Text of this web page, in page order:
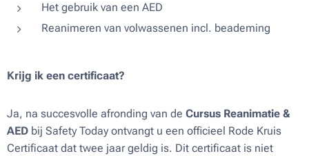
Het gebruik van een AED
Reanimeren van volwassenen incl. beademing
Krijg ik een certificaat?
Ja, na succesvolle afronding van de Cursus Reanimatie &
AED bij Safety Today ontvangt u een officieel Rode Kruis
Certificaat dat twee jaar geldig is. Dit certificaat is niet